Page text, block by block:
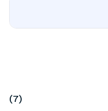
(7)